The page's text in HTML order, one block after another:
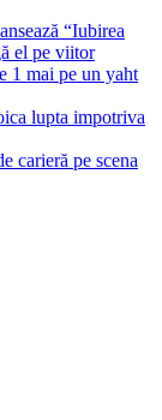
“Iubirea
el pe viitor
1 mai pe un yaht
lupta impotriva
carieră pe scena